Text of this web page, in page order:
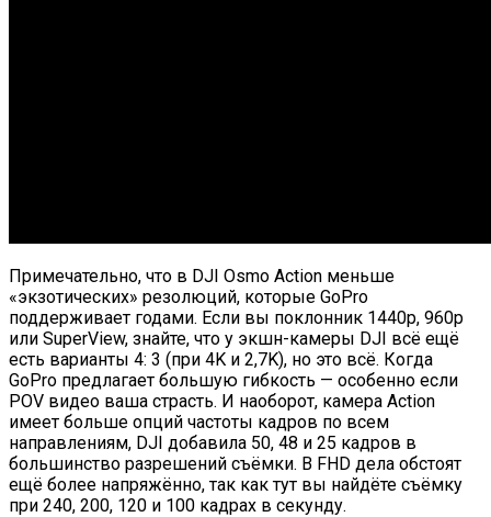
Примечательно, что в DJI Osmo Action меньше
«экзотических» резолюций, которые GoPro
поддерживает годами. Если вы поклонник 1440p, 960p
или SuperView, знайте, что у экшн-камеры DJI всё ещё
есть варианты 4: 3 (при 4K и 2,7K), но это всё. Когда
GoPro предлагает большую гибкость — особенно если
POV видео ваша страсть. И наоборот, камера Action
имеет больше опций частоты кадров по всем
направлениям, DJI добавила 50, 48 и 25 кадров в
большинство разрешений съёмки. В FHD дела обстоят
ещё более напряжённо, так как тут вы найдёте съёмку
при 240, 200, 120 и 100 кадрах в секунду.